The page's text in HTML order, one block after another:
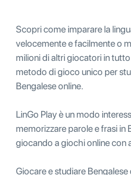
Scopri come imparare la
velocemente e facilmente o
milioni di altri giocatori in
metodo di gioco unico per
Bengalese online.
LinGo Play è un modo
memorizzare parole e frasi in
giocando a giochi online con
Giocare e studiare